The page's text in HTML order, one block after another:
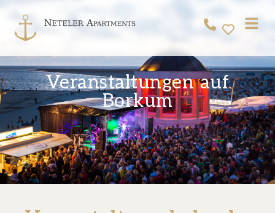
Veranstaltungen auf
Borkum